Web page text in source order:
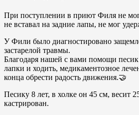
При поступлении в приют Филя не
не вставал на задние лапы, не мог
У Фили было диагностировано
застарелой травмы.
Благодаря нашей с вами помощи песик
лапки и ходить, медикаментозное
конца обрести радость движения.🤝
Песику 8 лет, в холке он 45 см, весит
кастрирован.